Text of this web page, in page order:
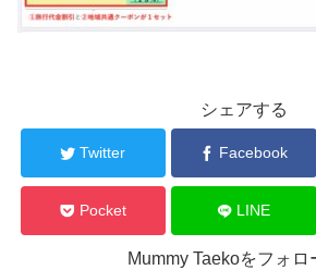
シェアする
Twitter Facebook
Pocket LINE
Mummy Taekoをフォロ